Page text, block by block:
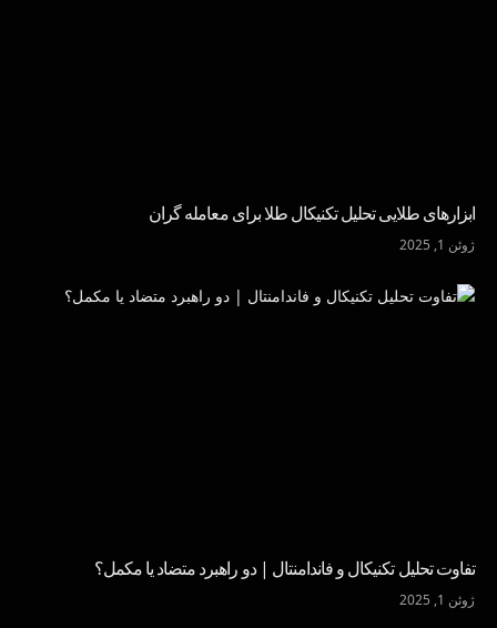
ابزارهای طلایی تحلیل تکنیکال طلا برای معامله گران
ژوئن 1, 2025
تفاوت تحلیل تکنیکال و فاندامنتال | دو راهبرد متضاد یا مکمل؟
ژوئن 1, 2025